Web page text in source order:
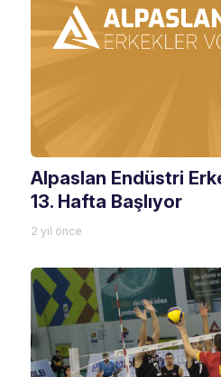
Alpaslan Endüstri
13. Hafta Başlıyor
2 yıl önce